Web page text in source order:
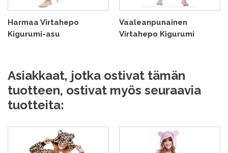
Harmaa Virtahepo
Kigurumi-asu
Vaaleanpunainen
Virtahepo Kigurumi
Asiakkaat, jotka ostivat tämän
tuotteen, ostivat myös seuraavia
tuotteita: